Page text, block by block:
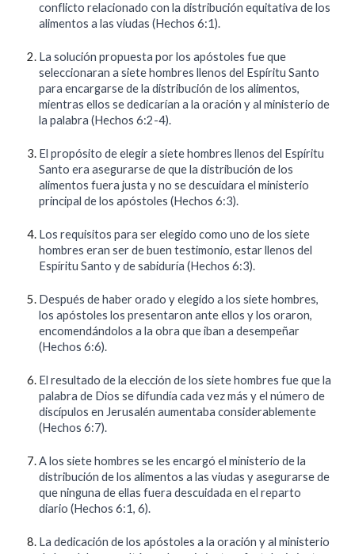
conflicto relacionado con la distribución equitativa de los
alimentos a las viudas (Hechos 6:1).
La solución propuesta por los apóstoles fue que
seleccionaran a siete hombres llenos del Espíritu Santo
para encargarse de la distribución de los alimentos,
mientras ellos se dedicarían a la oración y al ministerio de
la palabra (Hechos 6:2-4).
El propósito de elegir a siete hombres llenos del Espíritu
Santo era asegurarse de que la distribución de los
alimentos fuera justa y no se descuidara el ministerio
principal de los apóstoles (Hechos 6:3).
Los requisitos para ser elegido como uno de los siete
hombres eran ser de buen testimonio, estar llenos del
Espíritu Santo y de sabiduría (Hechos 6:3).
Después de haber orado y elegido a los siete hombres,
los apóstoles los presentaron ante ellos y los oraron,
encomendándolos a la obra que iban a desempeñar
(Hechos 6:6).
El resultado de la elección de los siete hombres fue que la
palabra de Dios se difundía cada vez más y el número de
discípulos en Jerusalén aumentaba considerablemente
(Hechos 6:7).
A los siete hombres se les encargó el ministerio de la
distribución de los alimentos a las viudas y asegurarse de
que ninguna de ellas fuera descuidada en el reparto
diario (Hechos 6:1, 6).
La dedicación de los apóstoles a la oración y al ministerio